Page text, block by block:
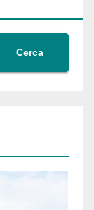
Cerca